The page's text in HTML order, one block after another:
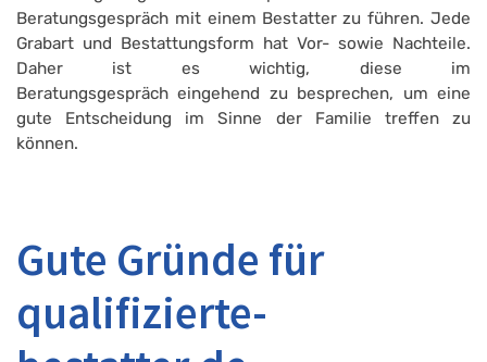
Beratungsgespräch mit einem Bestatter zu führen. Jede
Grabart und Bestattungsform hat Vor- sowie Nachteile.
Daher ist es wichtig, diese im
Beratungsgespräch eingehend zu besprechen, um eine
gute Entscheidung im Sinne der Familie treffen zu
können.
Gute Gründe für
qualifizierte-